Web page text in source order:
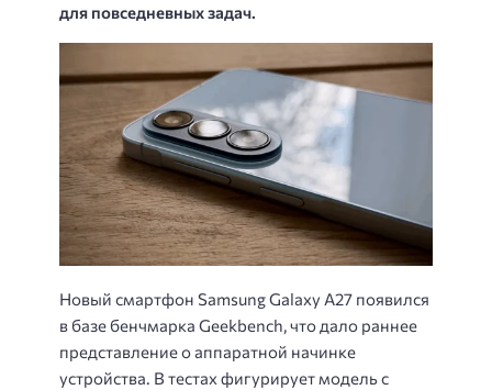
для повседневных задач.
Новый смартфон Samsung Galaxy A27 появился
в базе бенчмарка Geekbench, что дало раннее
представление о аппаратной начинке
устройства. В тестах фигурирует модель с